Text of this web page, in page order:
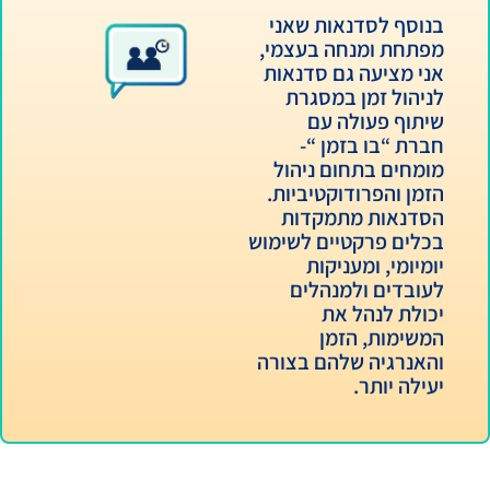
שאני
בעצמי,
סדנאות
במסגרת
עם
“-
ניהול
לשימוש
בצורה